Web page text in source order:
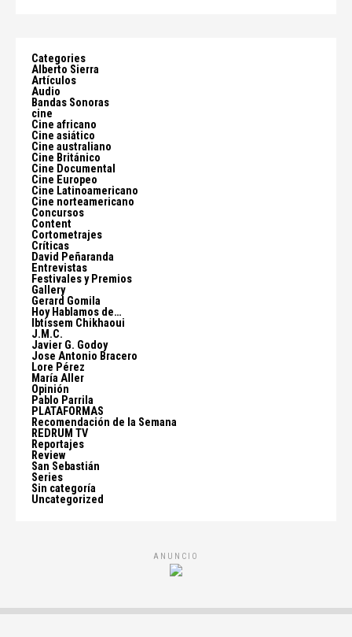
Categories
Alberto Sierra
Artículos
Audio
Bandas Sonoras
cine
Cine africano
Cine asiático
Cine australiano
Cine Británico
Cine Documental
Cine Europeo
Cine Latinoamericano
Cine norteamericano
Concursos
Content
Cortometrajes
Críticas
David Peñaranda
Entrevistas
Festivales y Premios
Gallery
Gerard Gomila
Hoy Hablamos de…
Ibtissem Chikhaoui
J.M.C.
Javier G. Godoy
Jose Antonio Bracero
Lore Pérez
María Aller
Opinión
Pablo Parrila
PLATAFORMAS
Recomendación de la Semana
REDRUM TV
Reportajes
Review
San Sebastián
Series
Sin categoría
Uncategorized
ANUNCIO